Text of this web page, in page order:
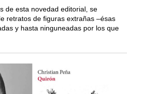
de esta novedad editorial, se
retratos de figuras extrañas –ésas
y hasta ninguneadas por los que